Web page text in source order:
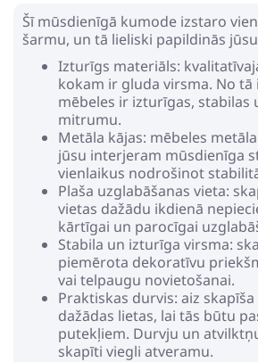
Šī mūsdienīgā kumode izstaro
šarmu, un tā lieliski papildinās
Izturīgs materiāls:
kokam ir gluda virsma. No tā
mēbeles ir izturīgas,
mitrumu.
Metāla kājas: mēbeles
jūsu interjeram mūsdienīga
vienlaikus nodrošinot
Plaša uzglabāšanas vieta:
vietas dažādu ikdienā
kārtīgai un parocīgai
Stabila un izturīga virsma:
piemērota dekoratīvu
vai telpaugu novietošanai.
Praktiskas durvis: aiz
dažādas lietas, lai tās būtu
putekļiem. Durvju un
skapīti viegli atveramu.